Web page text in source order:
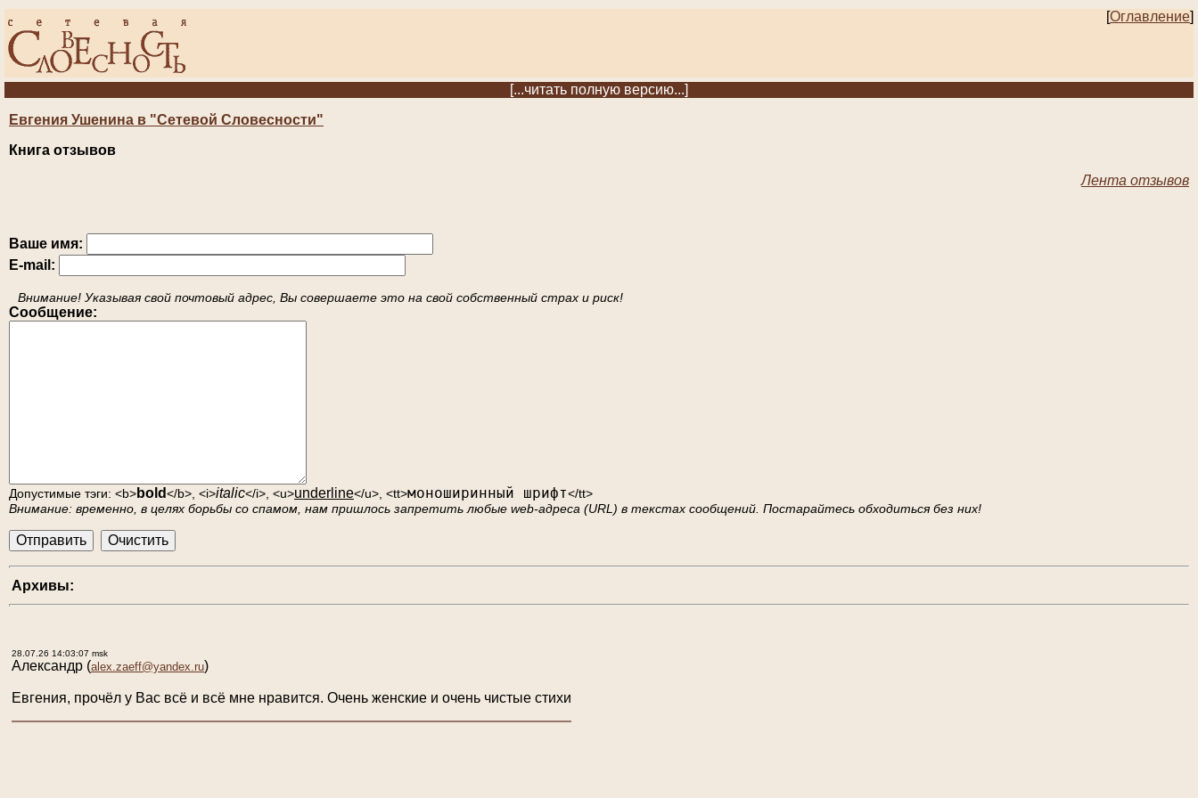
[Оглавление]
[...читать полную версию...]
Евгения Ушенина в "Сетевой Словесности"
Книга отзывов
Лента отзывов
Ваше имя:
E-mail:
Внимание! Указывая свой почтовый адрес, Вы совершаете это на свой собственный страх и риск!
Сообщение:
Допустимые тэги: <b>bold</b>, <i>italic</i>, <u>underline</u>, <tt>моноширинный шрифт</tt>
Внимание: временно, в целях борьбы со спамом, нам пришлось запретить любые web-адреса (URL) в текстах сообщений. Постарайтесь обходиться без них!
Архивы:
28.07.26 14:03:07 msk
Александр (alex.zaeff@yandex.ru)
Евгения, прочёл у Вас всё и всё мне нравится. Очень женские и очень чистые стихи